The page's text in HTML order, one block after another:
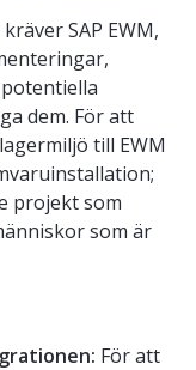
SAP EWM,
dem. För att
till EWM
projekt som
som är
För att